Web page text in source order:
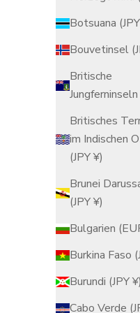
Botsuana
Bouvetinsel
Britische
Jungferninseln
Britisches
im Indischen
(JPY ¥)
Brunei
(JPY ¥)
Bulgarien
Burkina Faso
Burundi (JPY ¥)
Cabo Verde
Piano Yunomi
Angebot
$136.00